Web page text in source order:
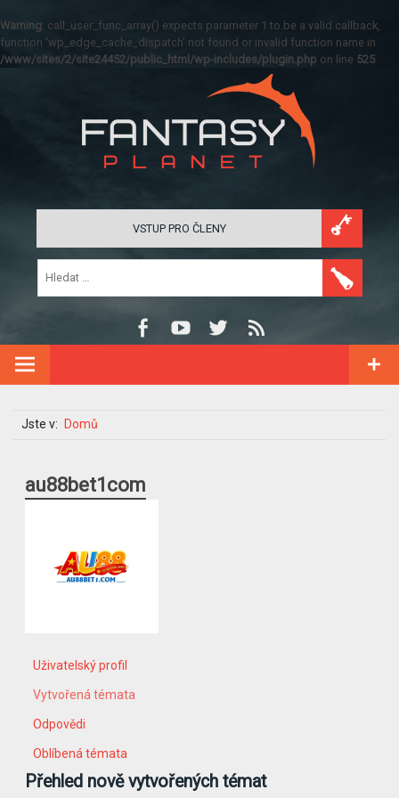
Warning: call_user_func_array() expects parameter 1 to be a valid callback,
function 'wp_edge_cache_dispatch' not found or invalid function name in
/www/sites/2/site24452/public_html/wp-includes/plugin.php on line 525
VSTUP PRO ČLENY
Jste v: Domů
au88bet1com
Uživatelský profil
Vytvořená témata
Odpovědi
Oblíbená témata
Přehled nově vytvořených témat